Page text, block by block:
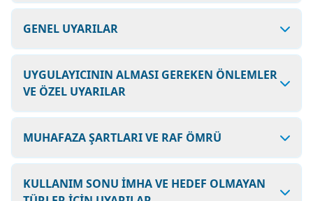
GENEL UYARILAR
UYGULAYICININ ALMASI GEREKEN ÖNLEMLER
VE ÖZEL UYARILAR
MUHAFAZA ŞARTLARI VE RAF ÖMRÜ
KULLANIM SONU İMHA VE HEDEF OLMAYAN